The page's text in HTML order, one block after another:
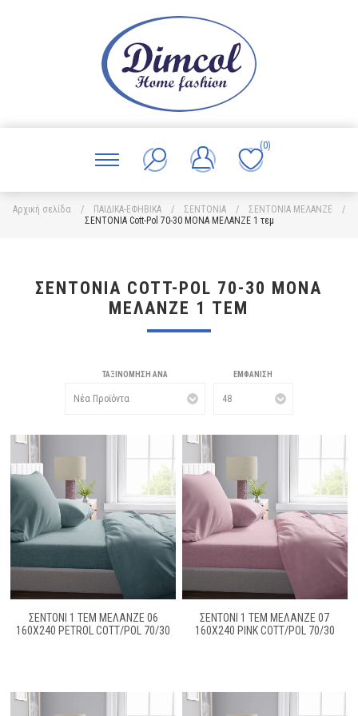
(0)
Αρχική σελίδα / ΠΑΙΔΙΚΑ-ΕΦΗΒΙΚΑ / ΣΕΝΤΟΝΙΑ / ΣΕΝΤΟΝΙΑ ΜΕΛΑΝΖΕ
/
ΣΕΝΤΟΝΙΑ Cott-Pol 70-30 ΜΟΝΑ ΜΕΛΑΝΖΕ 1 τεμ
ΣΕΝΤΟΝΙΑ COTT-POL 70-30 ΜΟΝΑ
ΜΕΛΑΝΖΕ 1 ΤΕΜ
ΤΑΞΙΝΌΜΗΣΗ ΑΝΆ ΕΜΦΆΝΙΣΗ
ΣΕΝΤΟΝΙ 1 ΤΕΜ ΜΕΛΑΝΖΈ 06
160X240 PETROL COTT/POL 70/30
ΣΕΝΤΟΝΙ 1 ΤΕΜ ΜΕΛΑΝΖΈ 07
160Χ240 PINK COTT/POL 70/30